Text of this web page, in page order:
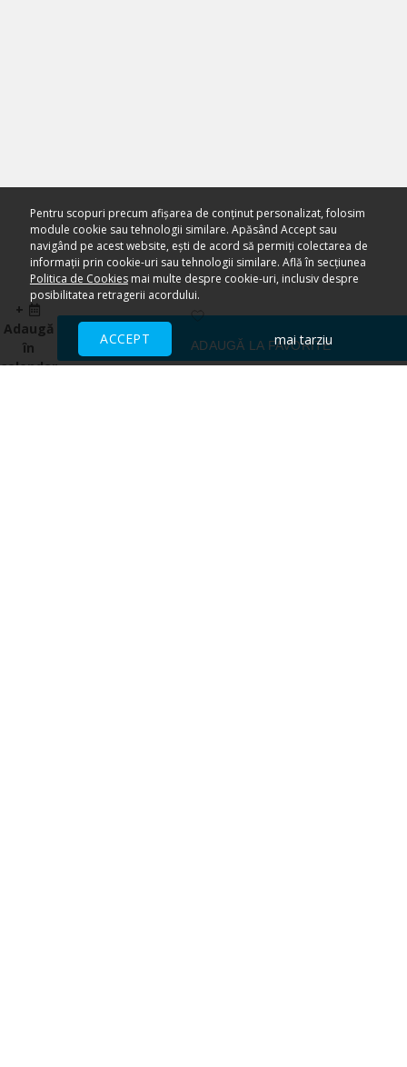
+
Adaugă
în
calendar
ADAUGĂ LA FAVORITE
Pentru scopuri precum afișarea de conținut personalizat, folosim
module cookie sau tehnologii similare. Apăsând Accept sau
navigând pe acest website, ești de acord să permiți colectarea de
informații prin cookie-uri sau tehnologii similare. Află în secțiunea
Politica de Cookiesmai multe despre cookie-uri, inclusiv despre
posibilitatea retragerii acordului.
ACCEPT mai tarziu